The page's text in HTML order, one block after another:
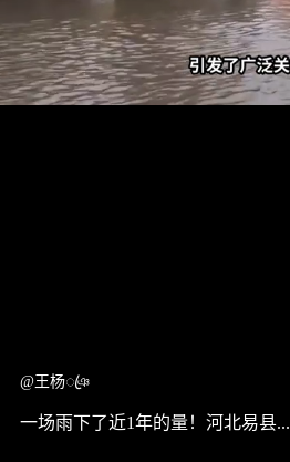
@王杨ꦿঞ
一场雨下了近1年的量！河北易县...